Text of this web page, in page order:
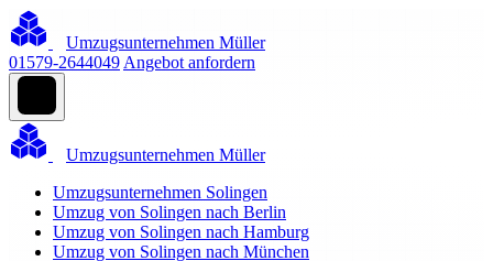
Umzugsunternehmen Müller
01579-2644049 Angebot anfordern
Umzugsunternehmen Müller
Umzugsunternehmen Solingen
Umzug von Solingen nach Berlin
Umzug von Solingen nach Hamburg
Umzug von Solingen nach München